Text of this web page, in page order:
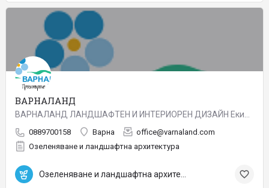
ВАРНАЛАНД
0889700158 Варна
office@varnaland.com
Озеленяване и ландшафтна архитектура